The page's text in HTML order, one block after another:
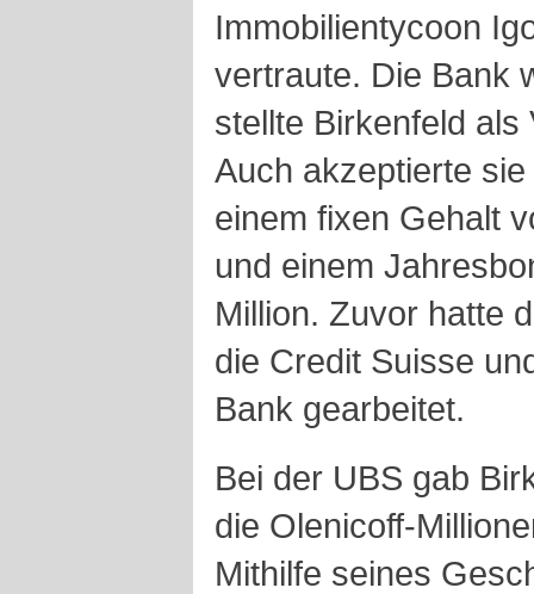
Immobilientycoon
vertraute. Die Bank
stellte Birkenfeld
Auch akzeptierte
einem fixen Gehalt
und einem
Million. Zuvor hatte
die Credit Suisse
Bank gearbeitet.
Bei der UBS gab
die Olenicoff-
Mithilfe seines